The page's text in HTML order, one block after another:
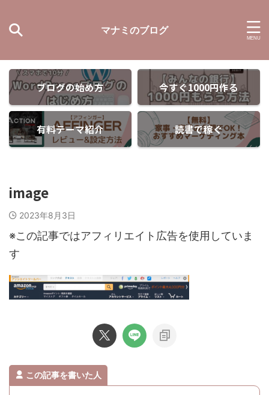
マナミのブログ
ブログの始め方 今すぐ1000円作る
有料テーマ紹介 読書で稼ぐ
image
2023年8月3日
※この記事ではアフィリエイト広告を使用していま
す
この記事を書いた人